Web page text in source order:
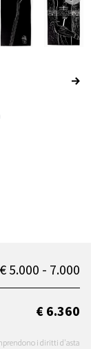
€ 5.000 - 7.000
€ 6.360
i diritti d'asta